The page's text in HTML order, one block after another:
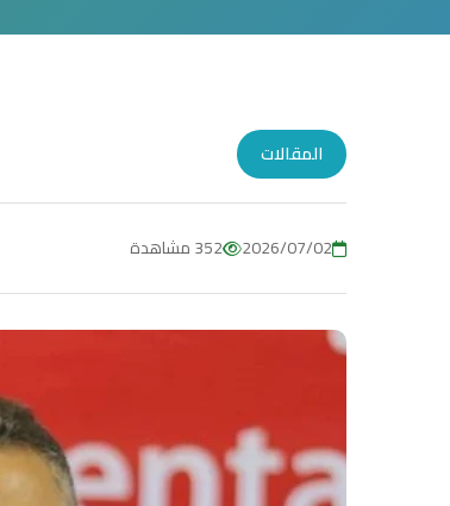
المقالات
2026/07/02 352 مشاهدة